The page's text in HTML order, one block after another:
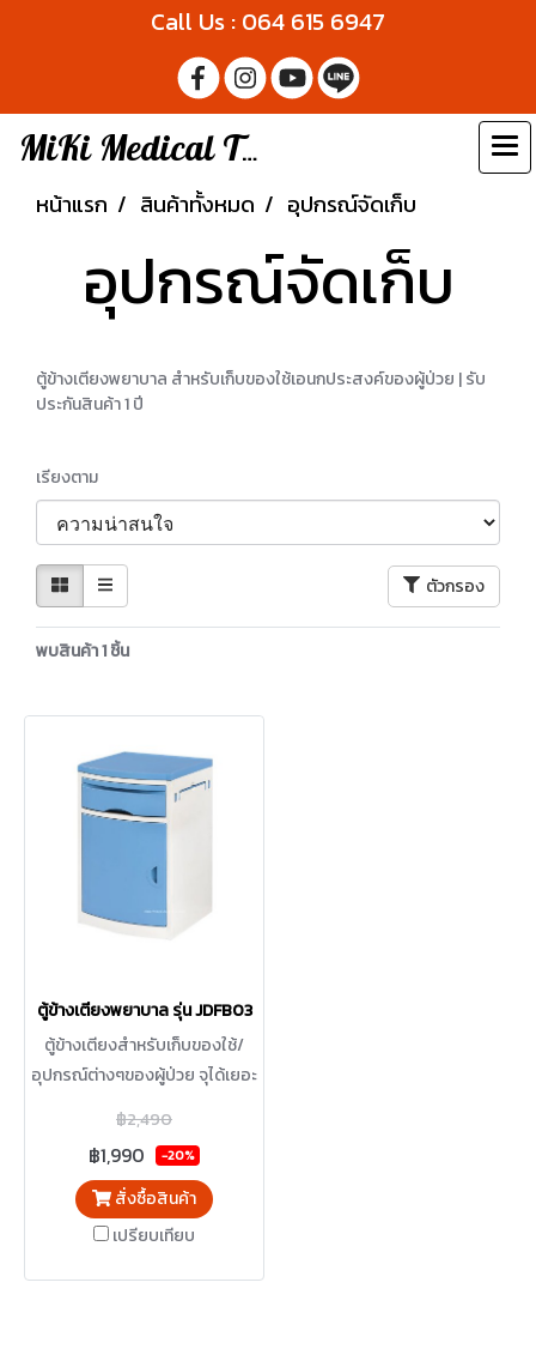
Call Us : 064 615 6947
MiKi Medical Thailand
หน้าแรก สินค้าทั้งหมด อุปกรณ์จัดเก็บ
อุปกรณ์จัดเก็บ
ตู้ข้างเตียงพยาบาล สำหรับเก็บของใช้เอนกประสงค์ของผู้ป่วย | รับ
ประกันสินค้า 1 ปี
เรียงตาม
ตัวกรอง
พบสินค้า 1 ชิ้น
ตู้ข้างเตียงพยาบาล รุ่น JDFB03
ตู้ข้างเตียงสำหรับเก็บของใช้/
อุปกรณ์ต่างๆของผู้ป่วย จุได้เยอะ
฿2,490
฿1,990 -20%
สั่งซื้อสินค้า
เปรียบเทียบ